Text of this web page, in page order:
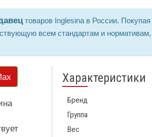
товаров Inglesina в России.
всем стандартам и
Характеристики
Бренд
Группа
Вес